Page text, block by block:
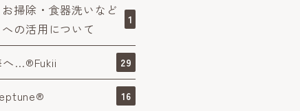
お掃除・食器洗いなど
への活用について
1
へ…®Fukii 29
16